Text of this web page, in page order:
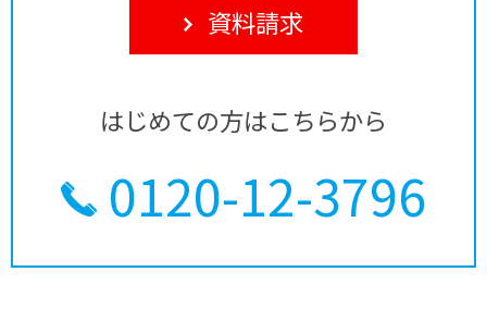
資料請求
はじめての方はこちらから
0120-12-3796